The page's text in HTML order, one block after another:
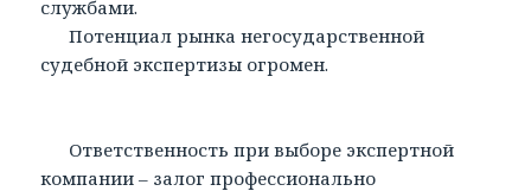
службами.
Потенциал рынка негосударственной
судебной экспертизы огромен.
Ответственность при выборе экспертной
компании – залог профессионально